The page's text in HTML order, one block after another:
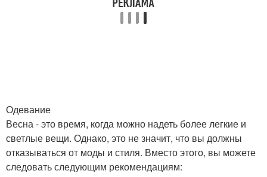
Одевание
Весна - это время, когда можно надеть более легкие и
светлые вещи. Однако, это не значит, что вы должны
отказываться от моды и стиля. Вместо этого, вы можете
следовать следующим рекомендациям: